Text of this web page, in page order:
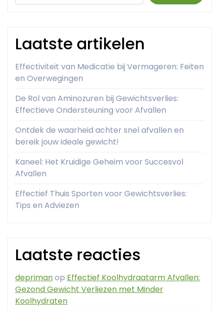
Laatste artikelen
Effectiviteit van Medicatie bij Vermageren: Feiten
en Overwegingen
De Rol van Aminozuren bij Gewichtsverlies:
Effectieve Ondersteuning voor Afvallen
Ontdek de waarheid achter snel afvallen en
bereik jouw ideale gewicht!
Kaneel: Het Kruidige Geheim voor Succesvol
Afvallen
Effectief Thuis Sporten voor Gewichtsverlies:
Tips en Adviezen
Laatste reacties
deprimanop Effectief Koolhydraatarm Afvallen:
Gezond Gewicht Verliezen met Minder
Koolhydraten